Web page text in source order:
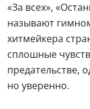
«За всех»,
называют
хитмейкера
сплошные
предательстве,
но уверенно.